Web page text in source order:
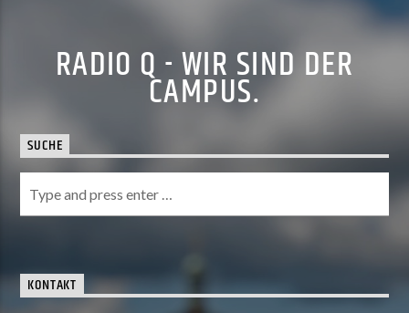
RADIO Q - WIR SIND DER
CAMPUS.
SUCHE
KONTAKT